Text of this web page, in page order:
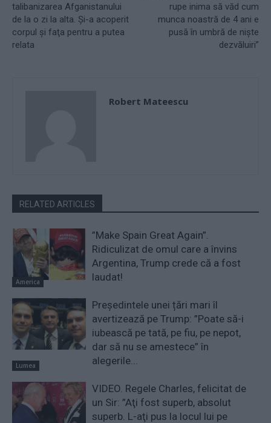
talibanizarea Afganistanului
de la o zi la alta. Și-a acoperit
corpul și faţa pentru a putea
relata
rupe inima să văd cum
munca noastră de 4 ani e
pusă în umbră de niște
dezvăluiri”
Robert Mateescu
RELATED ARTICLES
America
”Make Spain Great Again”.
Ridiculizat de omul care a învins
Argentina, Trump crede că a fost
laudat!
Lumea
Președintele unei țări mari îl
avertizează pe Trump: ”Poate să-i
iubească pe tată, pe fiu, pe nepot,
dar să nu se amestece” în
alegerile...
VIDEO. Regele Charles, felicitat de
un Sir: ”Aţi fost superb, absolut
superb. L-aţi pus la locul lui pe